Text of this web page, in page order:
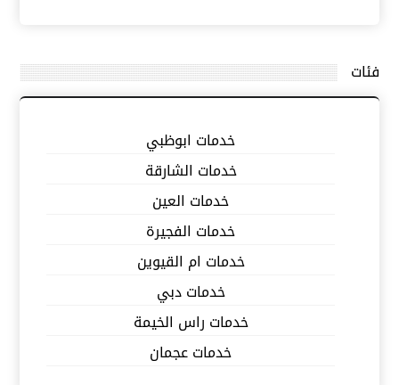
فئات
خدمات ابوظبي
خدمات الشارقة
خدمات العين
خدمات الفجيرة
خدمات ام القيوين
خدمات دبي
خدمات راس الخيمة
خدمات عجمان